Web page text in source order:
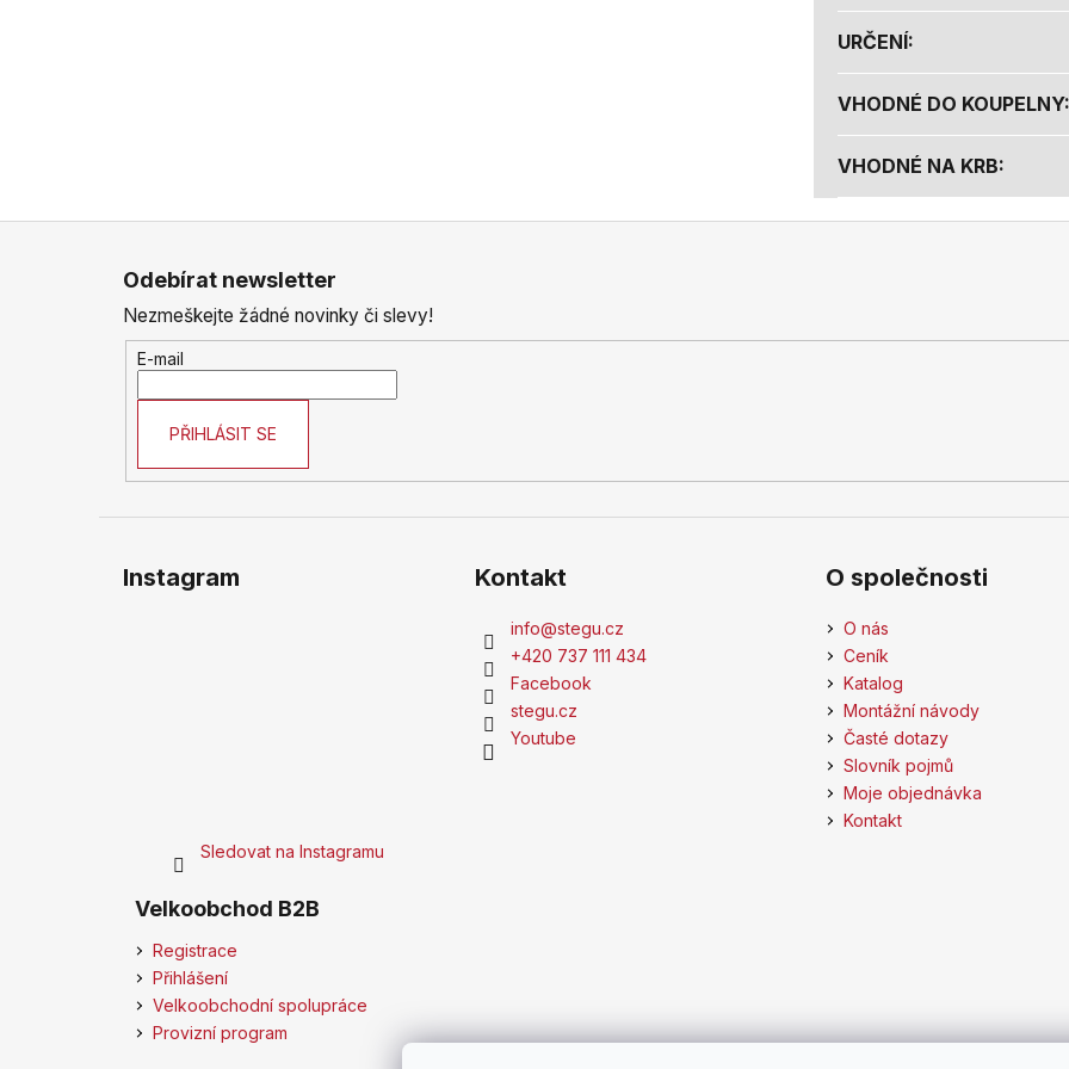
URČENÍ:
VHODNÉ DO KOUPELNY:
VHODNÉ NA KRB:
Odebírat newsletter
Nezmeškejte žádné novinky či slevy!
E-mail
PŘIHLÁSIT SE
Instagram
Sledovat na Instagramu
Kontakt
info@stegu.cz
+420 737 111 434
Facebook
stegu.cz
Youtube
O společnosti
O nás
Ceník
Katalog
Montážní návody
Časté dotazy
Slovník pojmů
Moje objednávka
Kontakt
Velkoobchod B2B
Registrace
Přihlášení
Velkoobchodní spolupráce
Provizní program